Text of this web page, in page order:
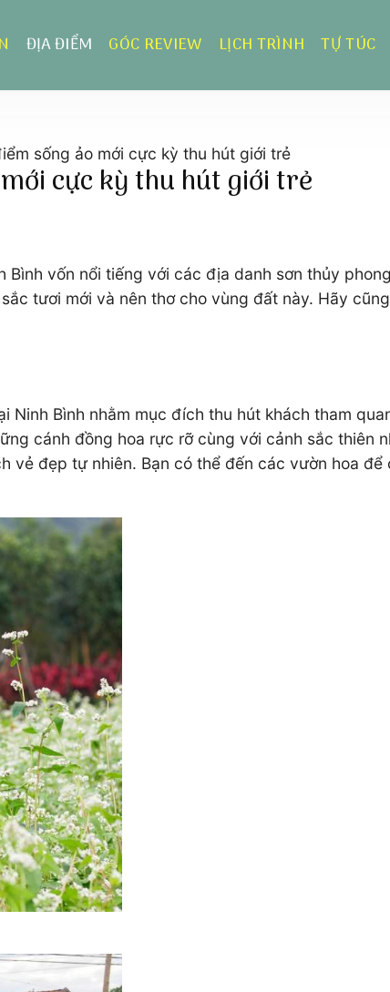
ĐỊA ĐIỂM GÓC REVIEW LỊCH TRÌNH TỰ TÚC
sống ảo mới cực kỳ thu hút giới trẻ
cực kỳ thu hút giới trẻ
vốn nổi tiếng với các địa danh sơn thủy
tươi mới và nên thơ cho vùng đất này. Hãy
Bình nhằm mục đích thu hút khách tham
cánh đồng hoa rực rỡ cùng với cảnh sắc thiên
đẹp tự nhiên. Bạn có thể đến các vườn hoa